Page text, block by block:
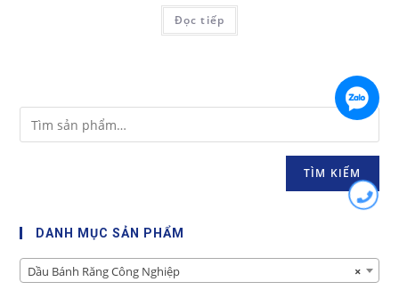
Đọc tiếp
TÌM KIẾM
DANH MỤC SẢN PHẨM
×
Dầu Bánh Răng Công Nghiệp